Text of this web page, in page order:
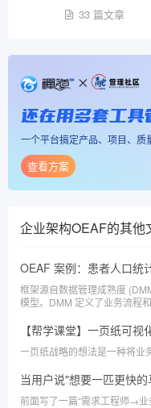
33 篇文章
还在用多套工具
一个平台搞定产品、项目、质
查看方案
企业架构OEAF的其他
OEAF 案例：患者人口统
框架源自数据管理成熟度
模型。DMM 定义了业务流程
【帮学课堂】一页纸可
一页纸战略的想法是一种将业
当用户说"想要一匹更快
前面写了一篇“需求工程师→